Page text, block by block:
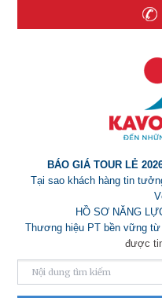
BÁO GIÁ TOUR LẺ
Tại sao khách hàng tin
HỒ SƠ NĂNG
Thương hiệu PT bền vững từ
được